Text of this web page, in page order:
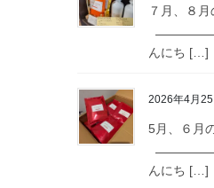
７月、８
んにち […]
2026年4月25
5月、６月
んにち […]